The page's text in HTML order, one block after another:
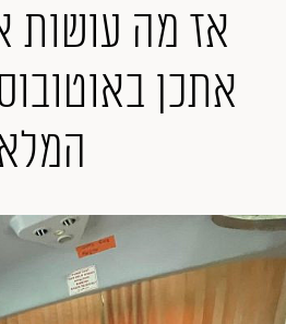
אופנה
ביוטי
סלבס
ערוצים
המגזין
אז מה עושות
אתכן